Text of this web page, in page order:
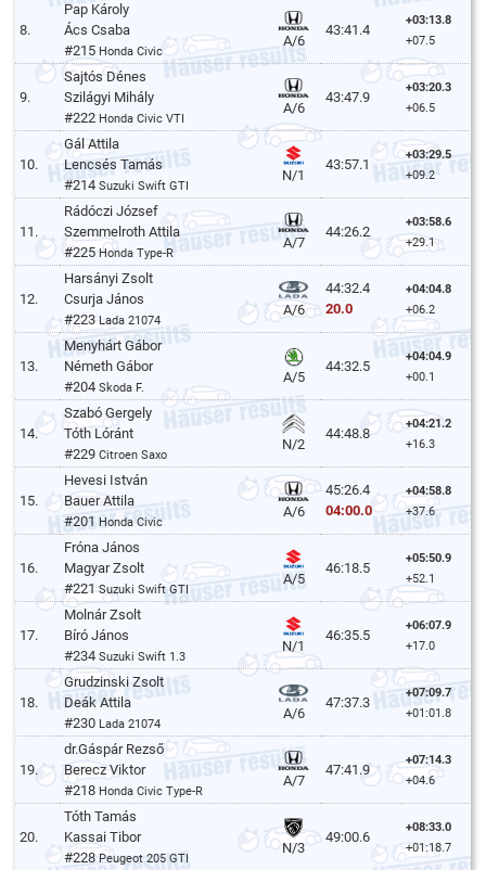
8.
Pap Károly
Ács Csaba
#215 Honda Civic
A/6
43:41.4
+03:13.8
+07.5
9.
Sajtós Dénes
Szilágyi Mihály
#222 Honda Civic VTI
A/6
43:47.9
+03:20.3
+06.5
10.
Gál Attila
Lencsés Tamás
#214Suzuki Swift GTI
N/1
43:57.1
+03:29.5
+09.2
11.
Rádóczi József
Szemmelroth Attila
#225Honda Type-R
A/7
44:26.2
+03:58.6
+29.1
12.
Harsányi Zsolt
Csurja János
#223Lada 21074
A/6
44:32.4
20.0
+04:04.8
+06.2
13.
Menyhárt Gábor
Németh Gábor
#204Skoda F.
A/5
44:32.5
+04:04.9
+00.1
14.
Szabó Gergely
Tóth Lóránt
#229Citroen Saxo
N/2
44:48.8
+04:21.2
+16.3
15.
Hevesi István
Bauer Attila
#201 Honda Civic
A/6
45:26.4
04:00.0
+04:58.8
+37.6
16.
Fróna János
Magyar Zsolt
#221Suzuki Swift GTI
A/5
46:18.5
+05:50.9
+52.1
17.
Molnár Zsolt
Bíró János
#234Suzuki Swift 1.3
N/1
46:35.5
+06:07.9
+17.0
18.
Grudzinski Zsolt
Deák Attila
#230 Lada 21074
A/6
47:37.3
+07:09.7
+01:01.8
19.
dr.Gáspár Rezső
Berecz Viktor
#218 Honda Civic Type-R
A/7
47:41.9
+07:14.3
+04.6
20.
Tóth Tamás
Kassai Tibor
#228Peugeot 205 GTI
N/3
49:00.6
+08:33.0
+01:18.7